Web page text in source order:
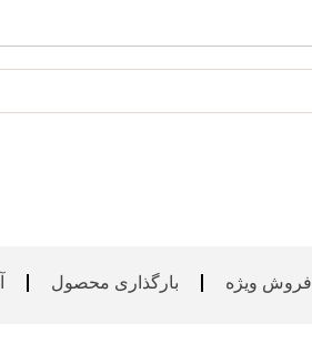
فروش ویژه بارگذاری محصول